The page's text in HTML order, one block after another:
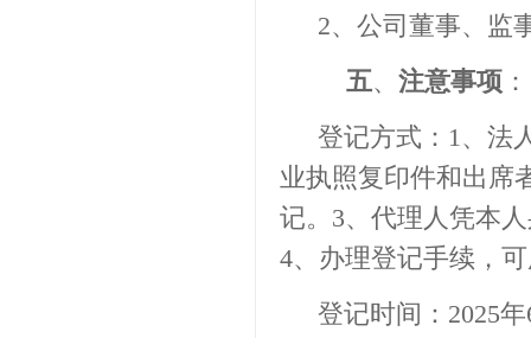
2、 公司董事、监
五、 注意事项 ：
登记方式： 1、法
业执照复印件和出席
记。 3、代理人凭本
4、办理登记手续，
登记时间： 2025年